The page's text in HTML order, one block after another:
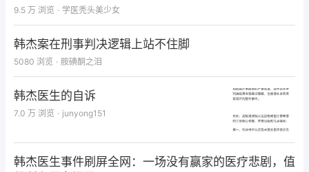
后，在2006年初被另一份近2分的杂志接受。这位丁
香园战友可谓喜极而泣，经过多次电话、email及MSN
交流，我与她逐渐成为无话不谈的朋友。她告诉我她的
学习生涯，她的父母，她的业余爱好和生活以及毕业后
工作问题。我曾问她毕业后有无打算出国深造。她很感
慨地说：“其实，我很穷的。为了毕业，我积攒下来的
仅有的6千多元都付给您的公司了，哪有钱出国呀。”后
来在我的推荐下，加上有两篇不错的论文，她被香港大
学医学院接受为研究助理，同时，她也成为美捷登兼职
9.5 万 浏览 · 学医秃头美少女
韩杰案在刑事判决逻辑上站不住脚
5080 浏览 · 胺碘酮之泪
韩杰医生的自诉
7.0 万 浏览 · junyong151
韩杰医生事件刷屏全网：一场没有赢家的医疗悲剧，值